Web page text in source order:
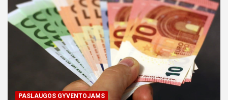
PASLAUGOS GYVENTOJAMS